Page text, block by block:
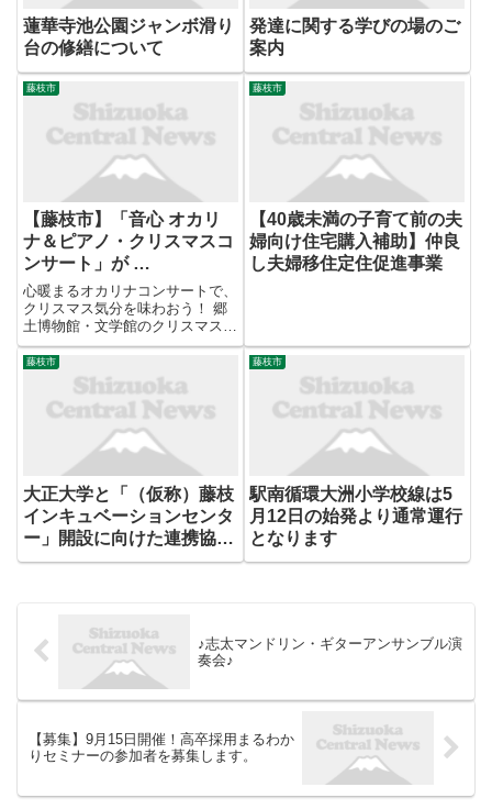
蓮華寺池公園ジャンボ滑り
台の修繕について
発達に関する学びの場のご
案内
藤枝市
【藤枝市】「音心 オカリ
ナ＆ピアノ・クリスマスコ
ンサート」が …
心暖まるオカリナコンサートで、
クリスマス気分を味わおう！ 郷
土博物館・文学館のクリスマスコ
ンサートとして、オカリナ＆ピア
ノユニット「音心」による演奏会
を開催します。百を超えるオカリ
ナと向き合う演奏家・作曲家「オ
カリナの虜 えんじろう」と、
藤枝市
【40歳未満の子育て前の夫
婦向け住宅購入補助】仲良
し夫婦移住定住促進事業
藤枝市
大正大学と「（仮称）藤枝
インキュベーションセンタ
ー」開設に向けた連携協定
を締結
藤枝市
駅南循環大洲小学校線は5
月12日の始発より通常運行
となります
♪志太マンドリン・ギターアンサンブル演
奏会♪
【募集】9月15日開催！高卒採用まるわか
りセミナーの参加者を募集します。